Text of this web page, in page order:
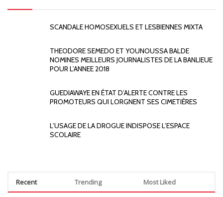
SCANDALE HOMOSEXUELS ET LESBIENNES MIXTA
THEODORE SEMEDO ET YOUNOUSSA BALDE
NOMINES MEILLEURS JOURNALISTES DE LA BANLIEUE
POUR L’ANNEE 2018
GUEDIAWAYE EN ÉTAT D’ALERTE CONTRE LES
PROMOTEURS QUI LORGNENT SES CIMETIÈRES
L’USAGE DE LA DROGUE INDISPOSE L’ESPACE
SCOLAIRE
Recent Trending Most Liked